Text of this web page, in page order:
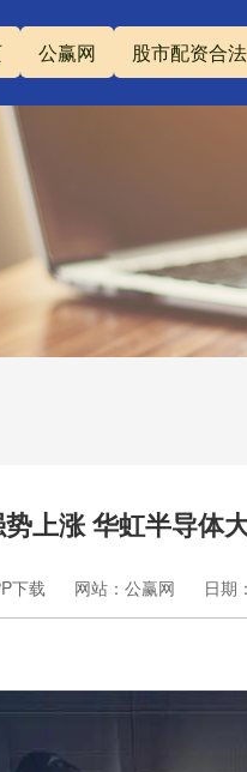
公赢网 股市配资合法
上涨 华虹半导体
下载 网站：公赢网 日期